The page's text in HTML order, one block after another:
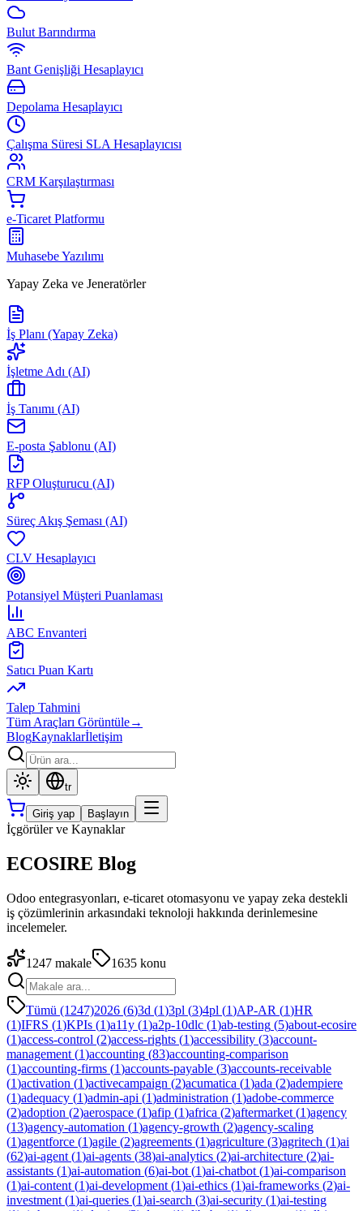
Bulut Barındırma
Bant Genişliği Hesaplayıcı
Depolama Hesaplayıcı
Çalışma Süresi SLA Hesaplayıcısı
CRM Karşılaştırması
e-Ticaret Platformu
Muhasebe Yazılımı
Yapay Zeka ve Jeneratörler
İş Planı (Yapay Zeka)
İşletme Adı (AI)
İş Tanımı (AI)
E-posta Şablonu (AI)
RFP Oluşturucu (AI)
Süreç Akış Şeması (AI)
CLV Hesaplayıcı
Potansiyel Müşteri Puanlaması
ABC Envanteri
Satıcı Puan Kartı
Talep Tahmini
Tüm Araçları Görüntüle→
BlogKaynaklarİletişim
tr
Giriş yap Başlayın
İçgörüler ve Kaynaklar
ECOSIRE Blog
Odoo entegrasyonları, e-ticaret otomasyonu ve yapay zeka destekli
iş çözümlerinin arkasındaki teknoloji hakkında derinlemesine
incelemeler.
1247 makale 1635 konu
Tümü (1247)2026 (6)3d (1)3pl (3)4pl (1)AP-AR (1)HR
(1)IFRS (1)KPIs (1)a11y (1)a2p-10dlc (1)ab-testing (5)about-ecosire
(1)access-control (2)access-rights (1)accessibility (3)account-
management (1)accounting (83)accounting-comparison
(1)accounting-firms (1)accounts-payable (3)accounts-receivable
(1)activation (1)activecampaign (2)acumatica (1)ada (2)adempiere
(1)adequacy (1)admin-api (1)administration (1)adobe-commerce
(2)adoption (2)aerospace (1)afip (1)africa (2)aftermarket (1)agency
(13)agency-automation (1)agency-growth (2)agency-scaling
(1)agentforce (1)agile (2)agreements (1)agriculture (3)agritech (1)ai
(62)ai-agent (1)ai-agents (38)ai-analytics (2)ai-architecture (2)ai-
assistants (1)ai-automation (6)ai-bot (1)ai-chatbot (1)ai-comparison
(1)ai-content (1)ai-development (1)ai-ethics (1)ai-frameworks (2)ai-
investment (1)ai-queries (1)ai-search (3)ai-security (1)ai-testing